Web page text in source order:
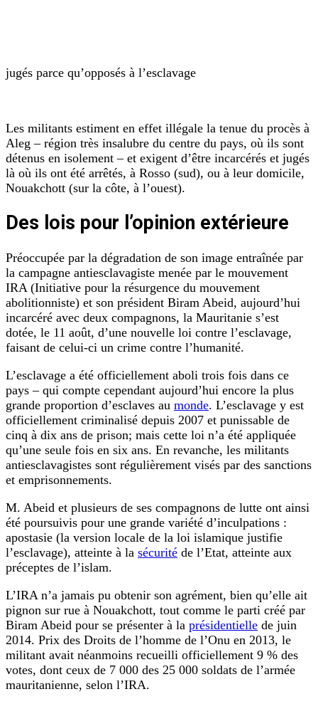
jugés parce qu’opposés à l’esclavage
Les militants estiment en effet illégale la tenue du procès à
Aleg – région très insalubre du centre du pays, où ils sont
détenus en isolement – et exigent d’être incarcérés et jugés
là où ils ont été arrêtés, à Rosso (sud), ou à leur domicile,
Nouakchott (sur la côte, à l’ouest).
Des lois pour l’opinion extérieure
Préoccupée par la dégradation de son image entraînée par
la campagne antiesclavagiste menée par le mouvement
IRA (Initiative pour la résurgence du mouvement
abolitionniste) et son président Biram Abeid, aujourd’hui
incarcéré avec deux compagnons, la Mauritanie s’est
dotée, le 11 août, d’une nouvelle loi contre l’esclavage,
faisant de celui-ci un crime contre l’humanité.
L’esclavage a été officiellement aboli trois fois dans ce
pays – qui compte cependant aujourd’hui encore la plus
grande proportion d’esclaves au monde. L’esclavage y est
officiellement criminalisé depuis 2007 et punissable de
cinq à dix ans de prison; mais cette loi n’a été appliquée
qu’une seule fois en six ans. En revanche, les militants
antiesclavagistes sont régulièrement visés par des sanctions
et emprisonnements.
M. Abeid et plusieurs de ses compagnons de lutte ont ainsi
été poursuivis pour une grande variété d’inculpations :
apostasie (la version locale de la loi islamique justifie
l’esclavage), atteinte à la sécurité de l’Etat, atteinte aux
préceptes de l’islam.
L’IRA n’a jamais pu obtenir son agrément, bien qu’elle ait
pignon sur rue à Nouakchott, tout comme le parti créé par
Biram Abeid pour se présenter à la présidentielle de juin
2014. Prix des Droits de l’homme de l’Onu en 2013, le
militant avait néanmoins recueilli officiellement 9 % des
votes, dont ceux de 7 000 des 25 000 soldats de l’armée
mauritanienne, selon l’IRA.